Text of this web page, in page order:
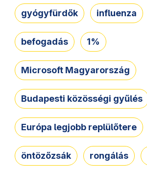
gyógyfürdők influenza
befogadás 1%
Microsoft Magyarország
Budapesti közösségi gyűlés
Európa legjobb replülőtere
öntözőzsák rongálás